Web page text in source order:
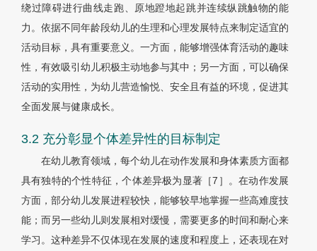
绕过障碍进行曲线走跑、原地蹬地起跳并连续纵跳触物的能
力。依据不同年龄段幼儿的生理和心理发展特点来制定适宜的
活动目标，具有重要意义。一方面，能够增强体育活动的趣味
性，有效吸引幼儿积极主动地参与其中；另一方面，可以确保
活动的实用性，为幼儿营造愉悦、安全且有益的环境，促进其
全面发展与健康成长。
3.2 充分彰显个体差异性的目标制定
在幼儿教育领域，每个幼儿在动作发展和身体素质方面都
具有独特的个性特征，个体差异极为显著［7］。在动作发展
方面，部分幼儿发展进程较快，能够较早地掌握一些高难度技
能；而另一些幼儿则发展相对缓慢，需要更多的时间和耐心来
学习。这种差异不仅体现在发展的速度和程度上，还表现在对